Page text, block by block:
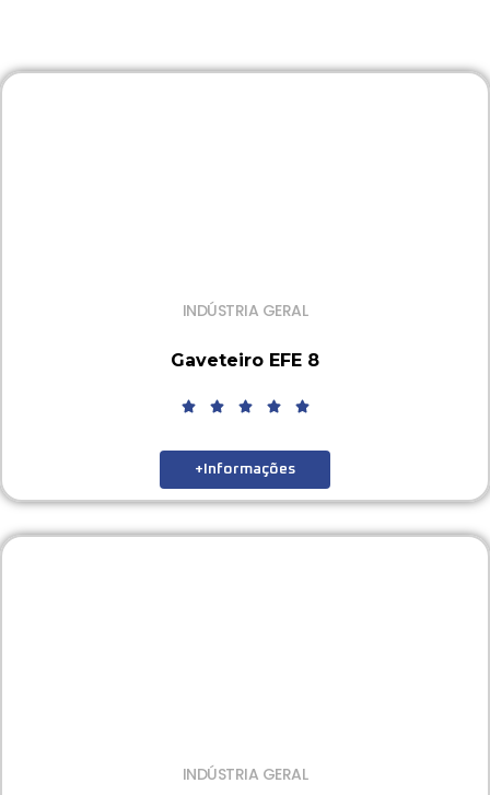
INDÚSTRIA GERAL
Gaveteiro EFE 8
+Informações
INDÚSTRIA GERAL